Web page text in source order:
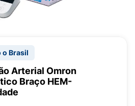
o Brasil
Arterial Omron
Braço HEM-